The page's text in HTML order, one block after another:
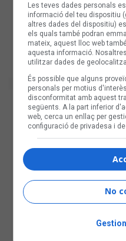
Les teves dades personals
informació del teu dispositiu
altres dades del dispositiu)
els quals també podran
mateix, aquest lloc web
aquesta informació.
utilitzar dades de
És possible que alguns
personals per motius
disconformitat amb aquest
següents. A la part inferior
web, cerca un enllaç per
configuració de privadesa i de
No